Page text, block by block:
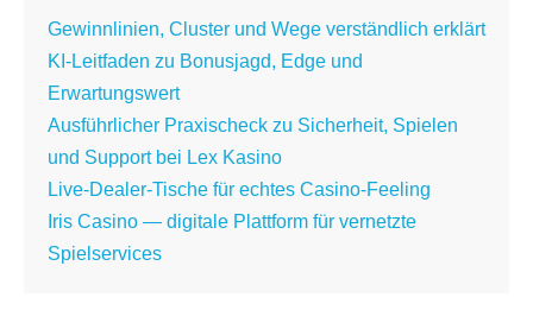
Gewinnlinien, Cluster und Wege verständlich erklärt
KI-Leitfaden zu Bonusjagd, Edge und
Erwartungswert
Ausführlicher Praxischeck zu Sicherheit, Spielen
und Support bei Lex Kasino
Live-Dealer-Tische für echtes Casino-Feeling
Iris Casino — digitale Plattform für vernetzte
Spielservices